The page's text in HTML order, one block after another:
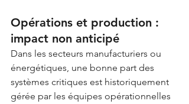
Opérations et production :
impact non anticipé
Dans les secteurs manufacturiers ou
énergétiques, une bonne part des
systèmes critiques est historiquement
gérée par les équipes opérationnelles